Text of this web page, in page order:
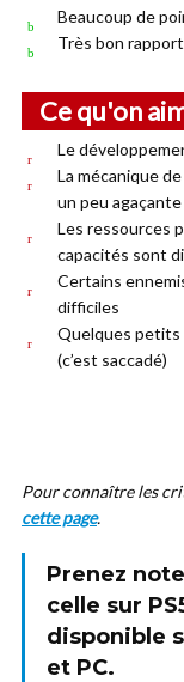
Beaucoup de
Très bon
Ce qu'on
Le
La mécanique
un peu agaçante
Les ressources
capacités sont
Certains
difficiles
Quelques petits
(c’est saccadé)
Pour connaître les
cette page.
Prenez
celle sur
disponible
et PC.